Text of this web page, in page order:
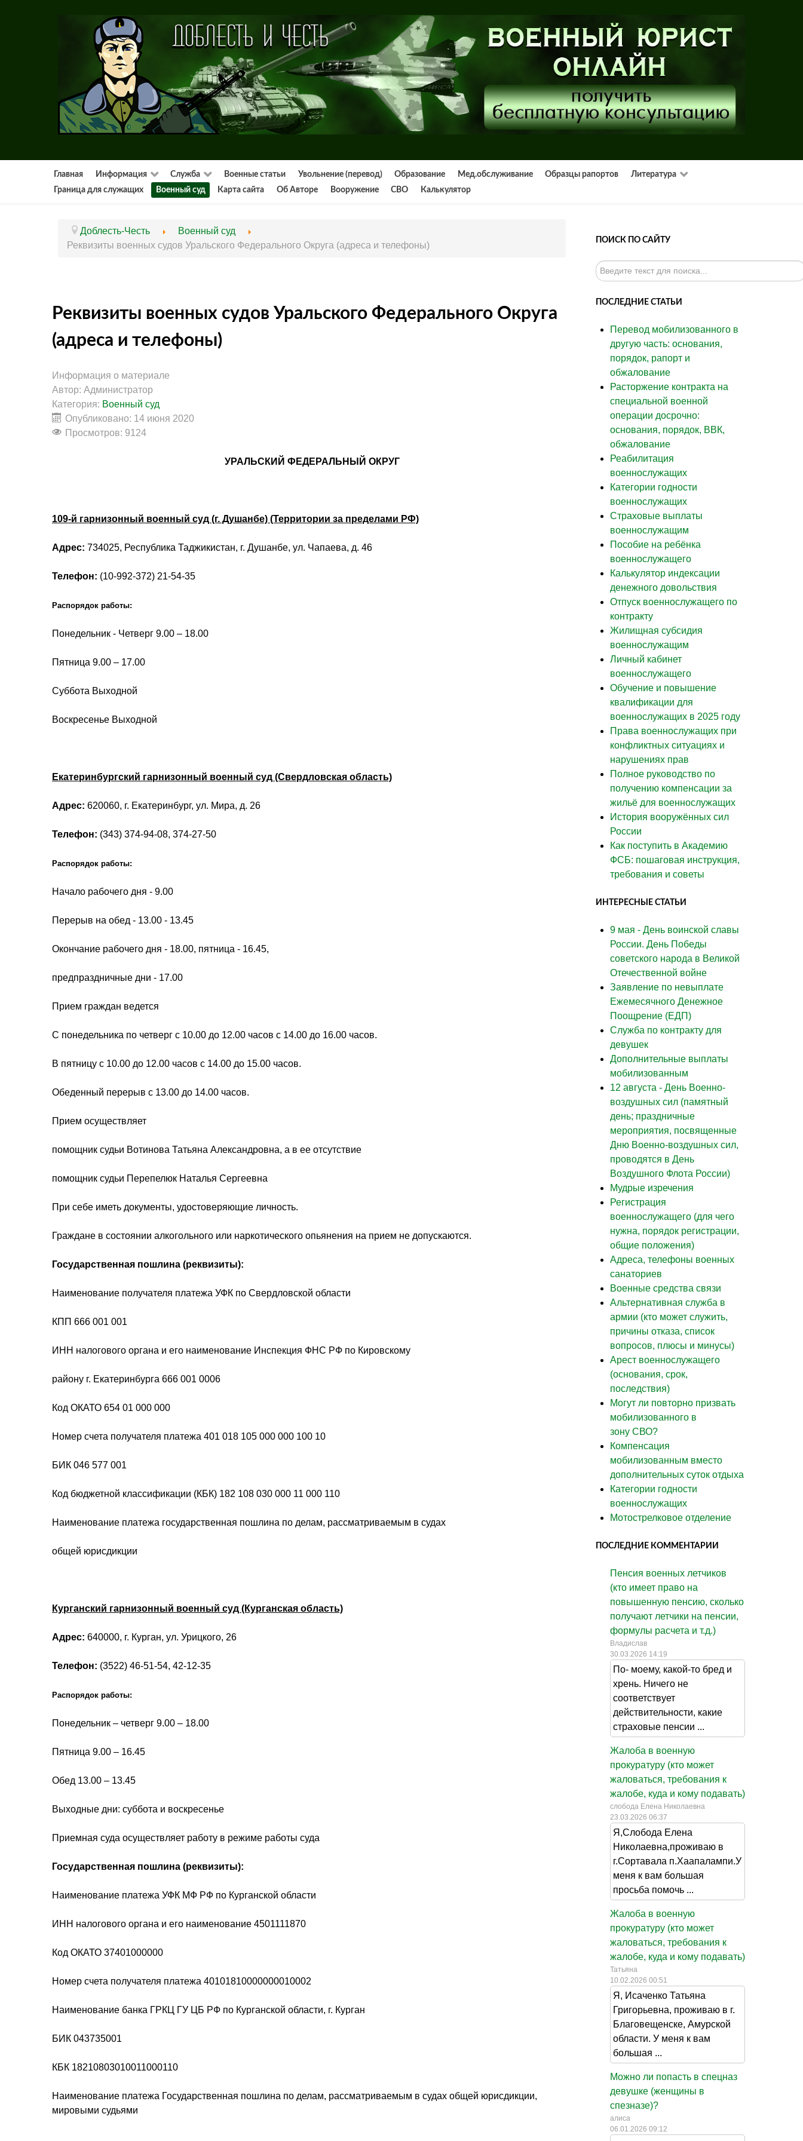
Главная Информация Служба Военные статьи Увольнение (перевод) Образование Мед.обслуживание Образцы рапортов
Литература
Граница для служащих
Военный суд Карта сайта Об Авторе Вооружение СВО Калькулятор
Доблесть-Честь
Военный суд
Реквизиты военных судов Уральского Федерального Округа (адреса и телефоны)
Реквизиты военных судов Уральского Федерального Округа
(адреса и телефоны)
Информация о материале
Автор: Администратор
Категория: Военный суд
Опубликовано: 14 июня 2020
Просмотров: 9124
УРАЛЬСКИЙ ФЕДЕРАЛЬНЫЙ ОКРУГ
109-й гарнизонный военный суд (г. Душанбе) (Территории за пределами РФ)
Адрес: 734025, Республика Таджикистан, г. Душанбе, ул. Чапаева, д. 46
Телефон: (10-992-372) 21-54-35
Распорядок работы:
Понедельник - Четверг 9.00 – 18.00
Пятница 9.00 – 17.00
Суббота Выходной
Воскресенье Выходной
Екатеринбургский гарнизонный военный суд (Свердловская область)
Адрес: 620060, г. Екатеринбург, ул. Мира, д. 26
Телефон: (343) 374-94-08, 374-27-50
Распорядок работы:
Начало рабочего дня - 9.00
Перерыв на обед - 13.00 - 13.45
Окончание рабочего дня - 18.00, пятница - 16.45,
предпраздничные дни - 17.00
Прием граждан ведется
С понедельника по четверг с 10.00 до 12.00 часов с 14.00 до 16.00 часов.
В пятницу с 10.00 до 12.00 часов с 14.00 до 15.00 часов.
Обеденный перерыв с 13.00 до 14.00 часов.
Прием осуществляет
помощник судьи Вотинова Татьяна Александровна, а в ее отсутствие
помощник судьи Перепелюк Наталья Сергеевна
При себе иметь документы, удостоверяющие личность.
Граждане в состоянии алкогольного или наркотического опьянения на прием не допускаются.
Государственная пошлина (реквизиты):
Наименование получателя платежа УФК по Свердловской области
КПП 666 001 001
ИНН налогового органа и его наименование Инспекция ФНС РФ по Кировскому
району г. Екатеринбурга 666 001 0006
Код ОКАТО 654 01 000 000
Номер счета получателя платежа 401 018 105 000 000 100 10
БИК 046 577 001
Код бюджетной классификации (КБК) 182 108 030 000 11 000 110
Наименование платежа государственная пошлина по делам, рассматриваемым в судах
общей юрисдикции
Курганский гарнизонный военный суд (Курганская область)
Адрес: 640000, г. Курган, ул. Урицкого, 26
Телефон: (3522) 46-51-54, 42-12-35
Распорядок работы:
Понедельник – четверг 9.00 – 18.00
Пятница 9.00 – 16.45
Обед 13.00 – 13.45
Выходные дни: суббота и воскресенье
Приемная суда осуществляет работу в режиме работы суда
Государственная пошлина (реквизиты):
Наименование платежа УФК МФ РФ по Курганской области
ИНН налогового органа и его наименование 4501111870
Код ОКАТО 37401000000
Номер счета получателя платежа 40101810000000010002
Наименование банка ГРКЦ ГУ ЦБ РФ по Курганской области, г. Курган
БИК 043735001
КБК 18210803010011000110
Наименование платежа Государственная пошлина по делам, рассматриваемым в судах общей юрисдикции,
мировыми судьями
ПОИСК ПО САЙТУ
Искать...
ПОСЛЕДНИЕ СТАТЬИ
Перевод мобилизованного в
другую часть: основания,
порядок, рапорт и
обжалование
Расторжение контракта на
специальной военной
операции досрочно:
основания, порядок, ВВК,
обжалование
Реабилитация
военнослужащих
Категории годности
военнослужащих
Страховые выплаты
военнослужащим
Пособие на ребёнка
военнослужащего
Калькулятор индексации
денежного довольствия
Отпуск военнослужащего по
контракту
Жилищная субсидия
военнослужащим
Личный кабинет
военнослужащего
Обучение и повышение
квалификации для
военнослужащих в 2025 году
Права военнослужащих при
конфликтных ситуациях и
нарушениях прав
Полное руководство по
получению компенсации за
жильё для военнослужащих
История вооружённых сил
России
Как поступить в Академию
ФСБ: пошаговая инструкция,
требования и советы
ИНТЕРЕСНЫЕ СТАТЬИ
9 мая - День воинской славы
России. День Победы
советского народа в Великой
Отечественной войне
Заявление по невыплате
Ежемесячного Денежное
Поощрение (ЕДП)
Служба по контракту для
девушек
Дополнительные выплаты
мобилизованным
12 августа - День Военно-
воздушных сил (памятный
день; праздничные
мероприятия, посвященные
Дню Военно-воздушных сил,
проводятся в День
Воздушного Флота России)
Мудрые изречения
Регистрация
военнослужащего (для чего
нужна, порядок регистрации,
общие положения)
Адреса, телефоны военных
санаториев
Военные средства связи
Альтернативная служба в
армии (кто может служить,
причины отказа, список
вопросов, плюсы и минусы)
Арест военнослужащего
(основания, срок,
последствия)
Могут ли повторно призвать
мобилизованного в
зону СВО?
Компенсация
мобилизованным вместо
дополнительных суток отдыха
Категории годности
военнослужащих
Мотострелковое отделение
ПОСЛЕДНИЕ КОММЕНТАРИИ
Пенсия военных летчиков
(кто имеет право на
повышенную пенсию, сколько
получают летчики на пенсии,
формулы расчета и т.д.)
Владислав
30.03.2026 14:19
По- моему, какой-то бред и
хрень. Ничего не
соответствует
действительности, какие
страховые пенсии ...
Жалоба в военную
прокуратуру (кто может
жаловаться, требования к
жалобе, куда и кому подавать)
слобода Елена Николаевна
23.03.2026 06:37
Я,Слобода Елена
Николаевна,проживаю в
г.Сортавала п.Хаапалампи.У
меня к вам большая
просьба помочь ...
Жалоба в военную
прокуратуру (кто может
жаловаться, требования к
жалобе, куда и кому подавать)
Татьяна
10.02.2026 00:51
Я, Исаченко Татьяна
Григорьевна, проживаю в г.
Благовещенске, Амурской
области. У меня к вам
большая ...
Можно ли попасть в спецназ
девушке (женщины в
спезназе)?
алиса
06.01.2026 09:12